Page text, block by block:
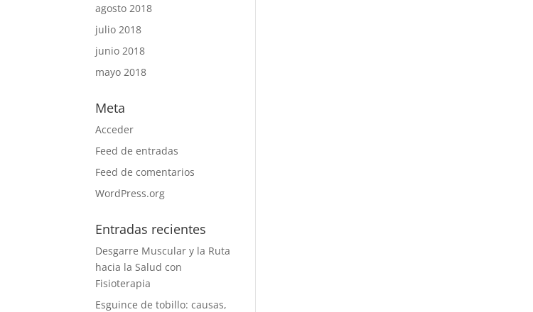
agosto 2018
julio 2018
junio 2018
mayo 2018
Meta
Acceder
Feed de entradas
Feed de comentarios
WordPress.org
Entradas recientes
Desgarre Muscular y la Ruta
hacia la Salud con
Fisioterapia
Esguince de tobillo: causas,